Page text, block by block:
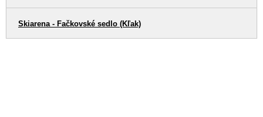
Skiarena - Fačkovské sedlo (Kľak)